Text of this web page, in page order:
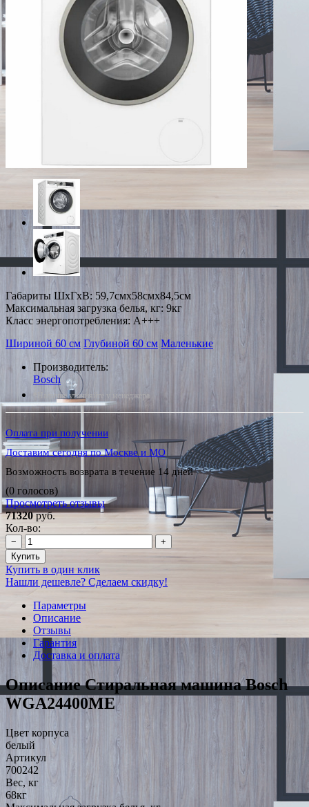
Габариты ШxГxВ: 59,7смx58смx84,5см
Максимальная загрузка белья, кг: 9кг
Класс энергопотребления: A+++
Шириной 60 см Глубиной 60 см Маленькие
Производитель:
Bosch
*Наличие уточняйте у менеджера
Оплата при получении
Доставим сегодня по Москве и МО
Возможность возврата в течение 14 дней
(0 голосов)
Просмотреть отзывы
71320руб.
Кол-во:
−
+
Купить
Купить в один клик
Нашли дешевле? Сделаем скидку!
Параметры
Описание
Отзывы
Гарантия
Доставка и оплата
Описание Стиральная машина Bosch
WGA24400ME
Цвет корпуса
белый
Артикул
700242
Вес, кг
68кг